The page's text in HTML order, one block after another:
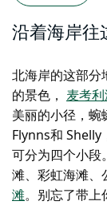
沿着海岸往
北海岸的这部分
的景色， 麦考
美丽的小径，蜿
Flynns和 Shelly
可分为四个小段。
滩、彩虹海滩、
滩。 别忘了带上